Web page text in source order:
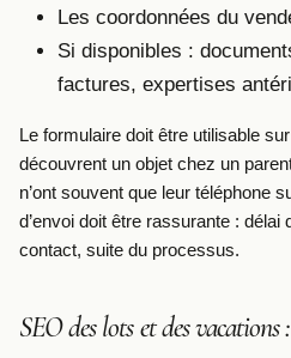
Les coordonnées du
Si disponibles :
factures, expertises
Le formulaire doit être utilisable
découvrent un objet chez un
n’ont souvent que leur téléphone
d’envoi doit être rassurante :
contact, suite du processus.
SEO des lots et des